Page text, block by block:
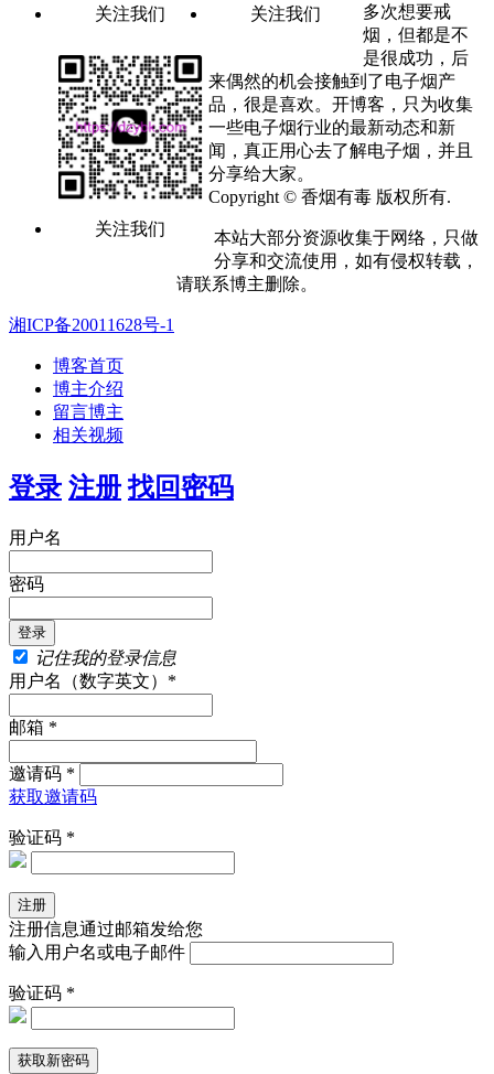
关注我们 关注我们
关注我们
多次想要戒
烟，但都是不
是很成功，后
来偶然的机会接触到了电子烟产
品，很是喜欢。开博客，只为收集
一些电子烟行业的最新动态和新
闻，真正用心去了解电子烟，并且
分享给大家。
Copyright © 香烟有毒 版权所有.
本站大部分资源收集于网络，只做
分享和交流使用，如有侵权转载，
请联系博主删除。
湘ICP备20011628号-1
博客首页
博主介绍
留言博主
相关视频
登录 注册 找回密码
用户名
密码
记住我的登录信息
用户名（数字英文）*
邮箱 *
邀请码 *
获取邀请码
验证码 *
注册信息通过邮箱发给您
输入用户名或电子邮件
验证码 *